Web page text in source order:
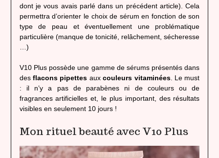
dont je vous avais parlé dans un précédent article). Cela
permettra d’orienter le choix de sérum en fonction de son
type de peau et éventuellement une problématique
particulière (manque de tonicité, relâchement, sécheresse
…)
V10 Plus possède une gamme de sérums présentés dans
desflacons pipettes auxcouleurs vitaminées. Le must
: il n’y a pas de parabènes ni de couleurs ou de
fragrances artificielles et, le plus important, des résultats
visibles en seulement 10 jours !
Mon rituel beauté avec V10 Plus